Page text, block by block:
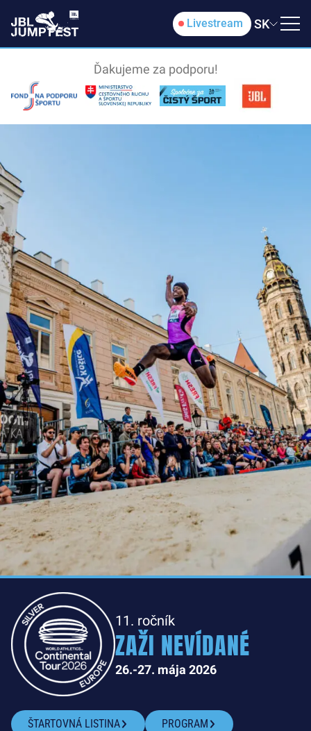
Livestream SK
Ďakujeme za podporu!
11. ročník
ZAŽI NEVÍDANÉ
26.-27. mája 2026
ŠTARTOVNÁ LISTINA PROGRAM